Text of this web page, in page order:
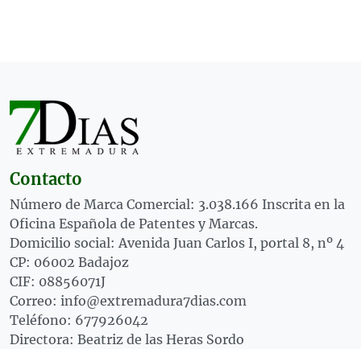
Contacto
Número de Marca Comercial: 3.038.166 Inscrita en la
Oficina Española de Patentes y Marcas.
Domicilio social: Avenida Juan Carlos I, portal 8, nº 4
CP: 06002 Badajoz
CIF: 08856071J
Correo: info@extremadura7dias.com
Teléfono: 677926042
Directora: Beatriz de las Heras Sordo